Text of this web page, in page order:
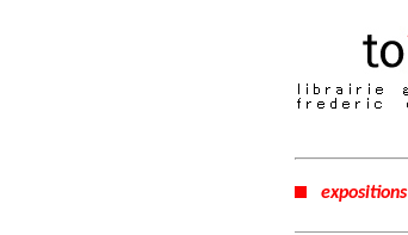
expositions